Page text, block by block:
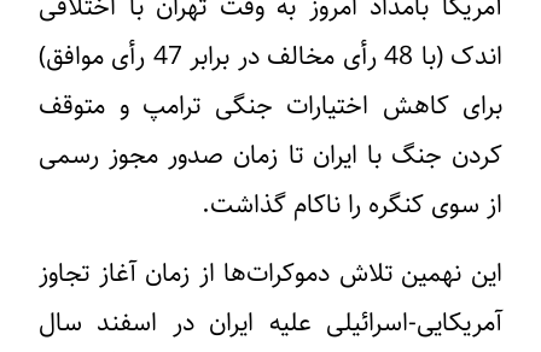
اندک (با 48 رأی مخالف در برابر 47 رأی موافق)
برای کاهش اختیارات جنگی ترامپ و متوقف
کردن جنگ با ایران تا زمان صدور مجوز رسمی
از سوی کنگره را ناکام گذاشت.
این نهمین تلاش دموکرات‌ها از زمان آغاز تجاوز
آمریکایی-اسرائیلی علیه ایران در اسفند سال